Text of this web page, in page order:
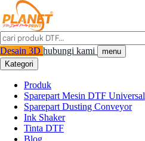
Desain 3D hubungi kami
menu
Kategori
Produk
Sparepart Mesin DTF Universal
Sparepart Dusting Conveyor
Ink Shaker
Tinta DTF
Blog